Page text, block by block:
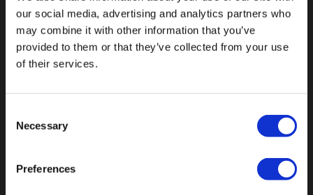
our social media, advertising and analytics partners who
may combine it with other information that you’ve
provided to them or that they’ve collected from your use
of their services.
Selection
Necessary
Preferences
Fallen Sie mit einzigartigen